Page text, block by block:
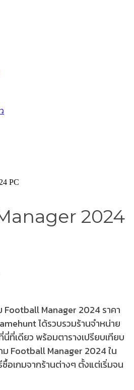
PC
2024
Football Manager 2024 ราคา
ได้รวบรวมร้านจำหน่าย
ที่เดียว พร้อมตารางเปรียบเทียบ
ม Football Manager 2024 ใน
อเกมจากร้านต่างๆ ตั้งแต่เริ่มจน